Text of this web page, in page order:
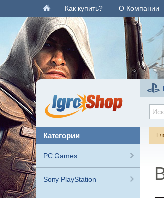
Как купить? О Компании
категории
PC Games
Sony PlayStation